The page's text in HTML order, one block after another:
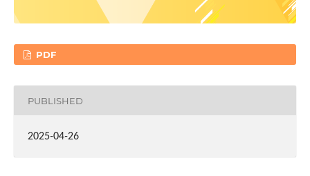
PDF
PUBLISHED
2025-04-26